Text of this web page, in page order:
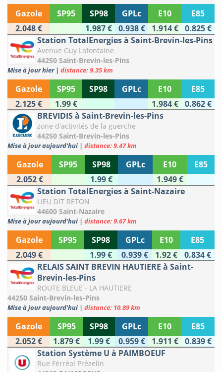
Gazole SP95 SP98 GPLc E10
E85
2.048 €
1.987 € 0.938 € 1.914 €
0.825 €
Station TotalEnergies à Saint-Brevin-les-Pins
Avenue Guy Lafontaine
44250 Saint-Brevin-les-Pins
Mise à jour hier | distance: 9.35 km
Gazole SP95 SP98 GPLc E10
E85
2.125 €
1.99 € 1.984 €
0.862 €
BREVIDIS à Saint-Brevin-les-Pins
zone d'activités de la guerche
44250 Saint-Brevin-les-Pins
Mise à jour aujourd'hui | distance: 9.47 km
Gazole SP95 SP98 GPLc E10
E85
2.052 €
1.99 €
1.949 €
Station TotalEnergies à Saint-Nazaire
LIEU DIT RETON
44600 Saint-Nazaire
Mise à jour aujourd'hui | distance: 9.67 km
Gazole SP95 SP98 GPLc E10
E85
2.049 €
1.99 € 0.939 € 1.92 €
0.834 €
RELAIS SAINT BREVIN HAUTIERE à Saint-
Brevin-les-Pins
ROUTE BLEUE - LA HAUTIERE
44250 Saint-Brevin-les-Pins
Mise à jour aujourd'hui | distance: 10.89 km
Gazole SP95 SP98 GPLc E10
E85
2.052 €
1.879 € 1.99 € 0.959 € 1.911 €
0.839 €
Station Système U à PAIMBOEUF
Rue Férréol Prézelin